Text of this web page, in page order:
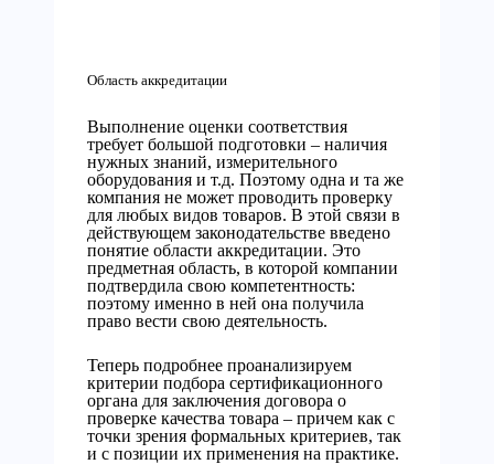
Область аккредитации
Выполнение оценки соответствия
требует большой подготовки – наличия
нужных знаний, измерительного
оборудования и т.д. Поэтому одна и та же
компания не может проводить проверку
для любых видов товаров. В этой связи в
действующем законодательстве введено
понятие области аккредитации. Это
предметная область, в которой компании
подтвердила свою компетентность:
поэтому именно в ней она получила
право вести свою деятельность.
Теперь подробнее проанализируем
критерии подбора сертификационного
органа для заключения договора о
проверке качества товара – причем как с
точки зрения формальных критериев, так
и с позиции их применения на практике.